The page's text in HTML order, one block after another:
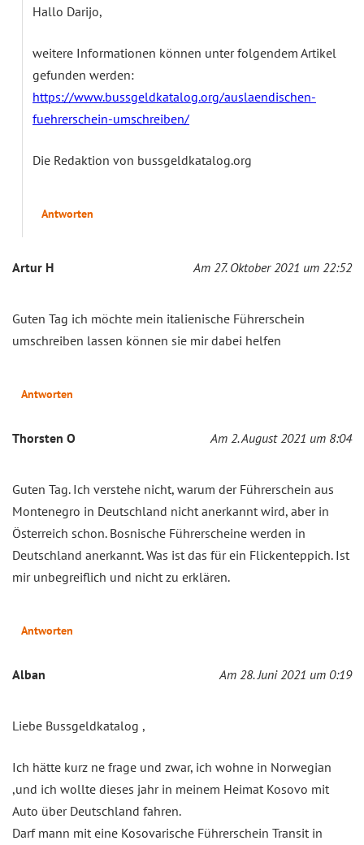
Hallo Darijo,
weitere Informationen können unter folgendem Artikel
gefunden werden:
https://www.bussgeldkatalog.org/auslaendischen-
fuehrerschein-umschreiben/
Die Redaktion von bussgeldkatalog.org
Antworten
Artur H Am 27. Oktober 2021 um 22:52
Guten Tag ich möchte mein italienische Führerschein
umschreiben lassen können sie mir dabei helfen
Antworten
Thorsten O Am 2. August 2021 um 8:04
Guten Tag. Ich verstehe nicht, warum der Führerschein aus
Montenegro in Deutschland nicht anerkannt wird, aber in
Österreich schon. Bosnische Führerscheine werden in
Deutschland anerkannt. Was ist das für ein Flickenteppich. Ist
mir unbegreiflich und nicht zu erklären.
Antworten
Alban Am 28. Juni 2021 um 0:19
Liebe Bussgeldkatalog ,
Ich hätte kurz ne frage und zwar, ich wohne in Norwegian
,und ich wollte dieses jahr in meinem Heimat Kosovo mit
Auto über Deutschland fahren.
Darf mann mit eine Kosovarische Führerschein Transit in